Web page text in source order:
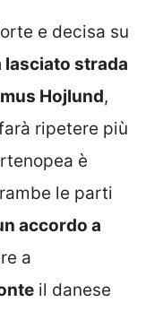
e decisa su
lasciato strada
Hojlund,
ripetere più
è
le parti
accordo a
a
il danese